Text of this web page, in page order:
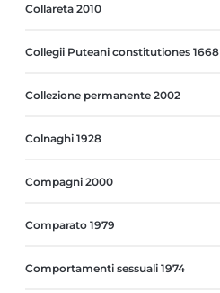
Collareta 2010
Collegii Puteani constitutiones 1668
Collezione permanente 2002
Colnaghi 1928
Compagni 2000
Comparato 1979
Comportamenti sessuali 1974